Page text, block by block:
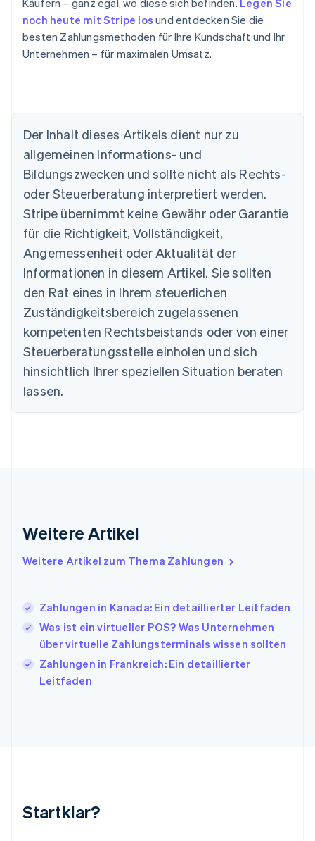
Käufern – ganz egal, wo diese sich befinden. Legen Sie
noch heute mit Stripe los und entdecken Sie die
besten Zahlungsmethoden für Ihre Kundschaft und Ihr
Unternehmen – für maximalen Umsatz.
Der Inhalt dieses Artikels dient nur zu
allgemeinen Informations- und
Bildungszwecken und sollte nicht als Rechts-
oder Steuerberatung interpretiert werden.
Stripe übernimmt keine Gewähr oder Garantie
für die Richtigkeit, Vollständigkeit,
Angemessenheit oder Aktualität der
Informationen in diesem Artikel. Sie sollten
den Rat eines in Ihrem steuerlichen
Zuständigkeitsbereich zugelassenen
kompetenten Rechtsbeistands oder von einer
Steuerberatungsstelle einholen und sich
hinsichtlich Ihrer speziellen Situation beraten
lassen.
Weitere Artikel
Weitere Artikel zum Thema Zahlungen
Zahlungen in Kanada: Ein detaillierter Leitfaden
Was ist ein virtueller POS? Was Unternehmen
über virtuelle Zahlungsterminals wissen sollten
Zahlungen in Frankreich: Ein detaillierter
Leitfaden
Startklar?
English
Belgien
Nederlands Français Deutsch English
Brasilien
PortuguêsEnglish
Bulgarien
Dänemark
English
Deutschland
Deutsch English
Estland
English
Festlandchina
简体中文 English
Finnland
EnglishSvenska
Frankreich
Français
Italien
Italiano English
Japan
日本語 English
Kroatien
EnglishItaliano
Lettland
Liechtenstein
Deutsch English
Mexiko